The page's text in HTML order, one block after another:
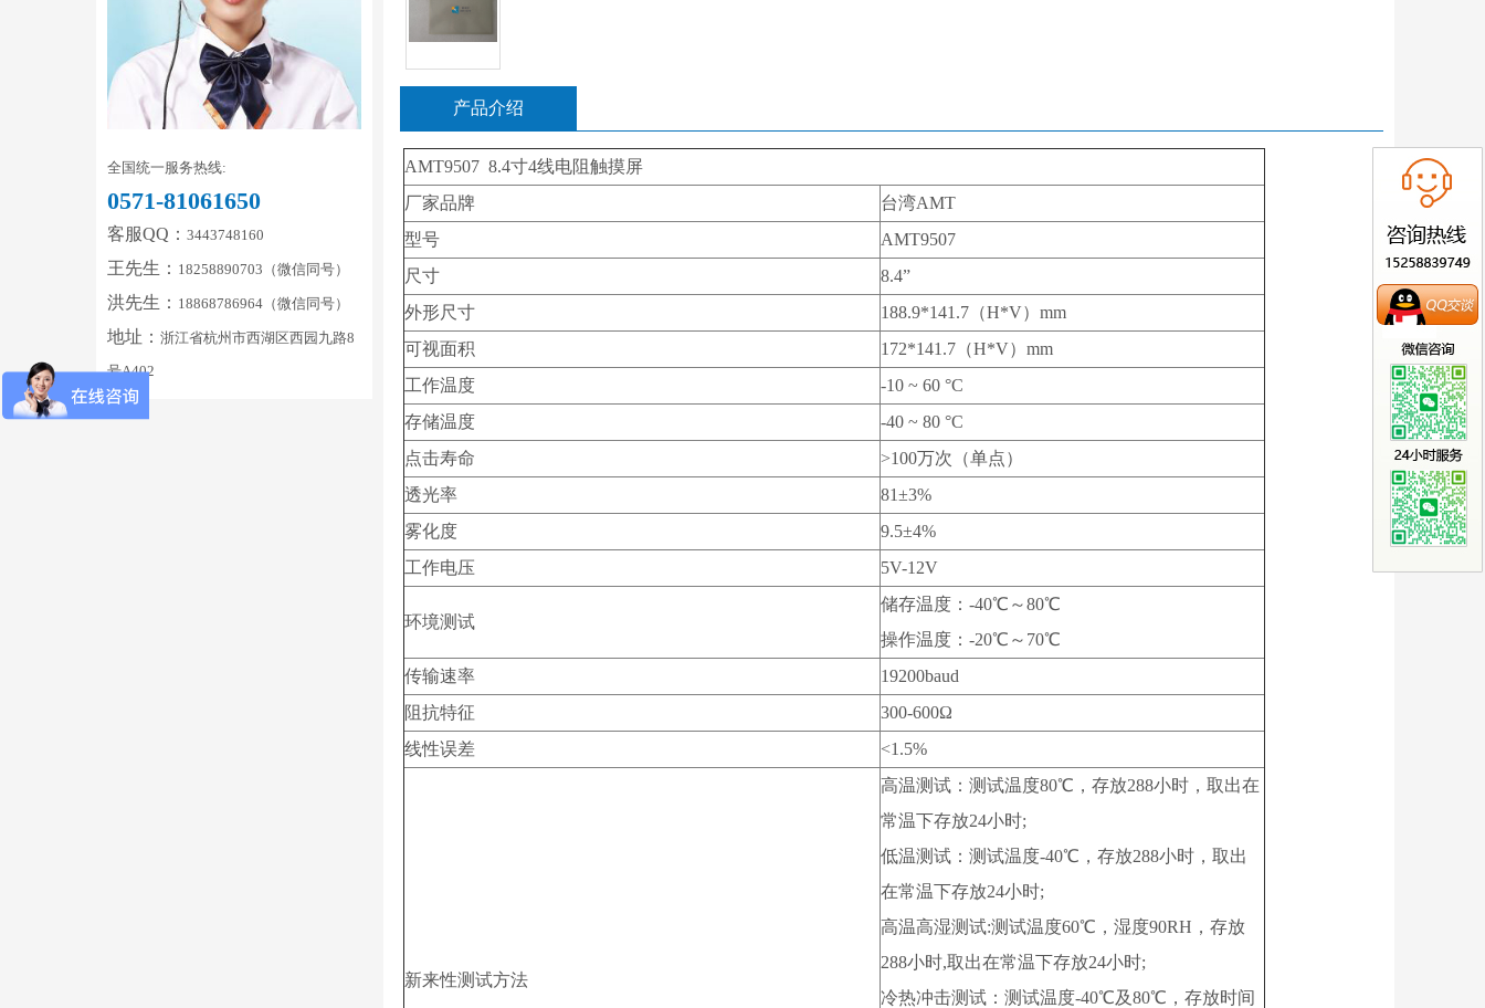
全国统一服务热线:
0571-81061650
客服QQ： 3443748160
王先生： 18258890703（微信同号）
洪先生： 18868786964（微信同号）
地址： 浙江省杭州市西湖区西园九路8
号A402
产品介绍
AMT9507 8.4寸4线电阻触摸屏
厂家品牌
台湾AMT
型号
AMT9507
尺寸
8.4”
外形尺寸
188.9*141.7（H*V）mm
可视面积
172*141.7（H*V）mm
工作温度
-10 ~ 60 °C
存储温度
-40 ~ 80 °C
点击寿命
>100万次（单点）
透光率
81±3%
雾化度
9.5±4%
工作电压
5V-12V
环境测试
储存温度：-40℃～80℃
操作温度：-20℃～70℃
传输速率
19200baud
阻抗特征
300-600Ω
线性误差
<1.5%
新来性测试方法
高温测试：测试温度80℃，存放288小时，取出在
常温下存放24小时;
低温测试：测试温度-40℃，存放288小时，取出
在常温下存放24小时;
高温高湿测试:测试温度60℃，湿度90RH，存放
288小时,取出在常温下存放24小时;
冷热冲击测试：测试温度-40℃及80℃，存放时间